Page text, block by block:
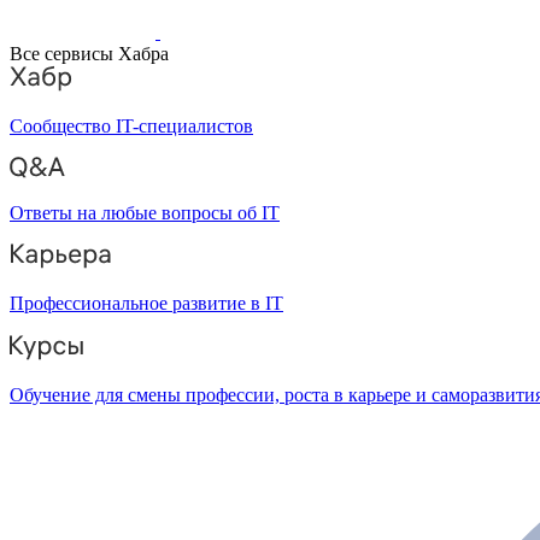
Все сервисы Хабра
Сообщество IT-специалистов
Ответы на любые вопросы об IT
Профессиональное развитие в IT
Обучение для смены профессии, роста в карьере и